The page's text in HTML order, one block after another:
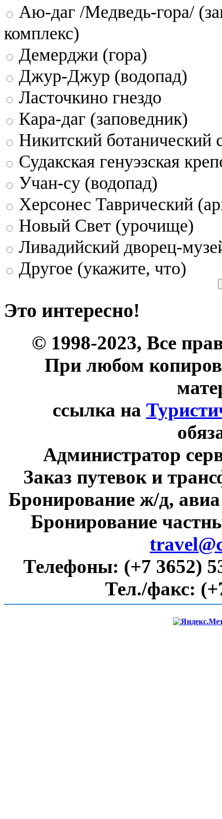
Аю-даг /Медведь-гора/
комплекс)
Демерджи (гора)
Джур-Джур (водопад)
Ласточкино гнездо
Кара-даг (заповедник)
Никитский ботанический
Судакская генуэзская
Учан-су (водопад)
Херсонес Таврический
Новый Свет (урочище)
Ливадийский дворец-
Другое (укажите, что)
Это интересно!
© 1998-2023, Все
При любом
ссылка на
Администратор
Заказ путевок и
Бронирование ж/д,
Бронирование
Телефоны: (+7 3652)
Тел./факс: